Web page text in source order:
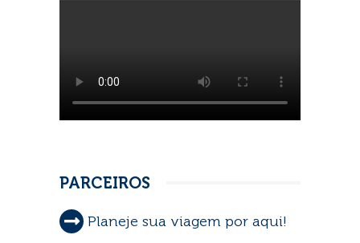
PARCEIROS
Planeje sua viagem por aqui!